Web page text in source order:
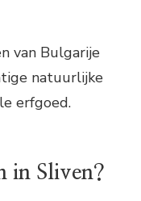
van Bulgarije
natuurlijke
erfgoed.
in Sliven?